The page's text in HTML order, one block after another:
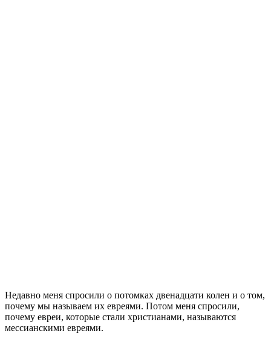
Недавно меня спросили о потомках двенадцати колен и о том,
почему мы называем их евреями. Потом меня спросили,
почему евреи, которые стали христианами, называются
мессианскими евреями.